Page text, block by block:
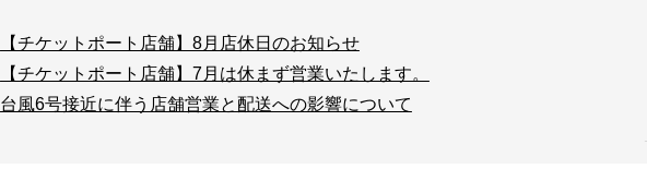
【チケットポート店舗】8月店休日のお知らせ
【チケットポート店舗】7月は休まず営業いたします。
台風6号接近に伴う店舗営業と配送への影響について